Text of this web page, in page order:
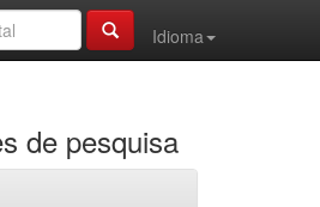
Idioma
de pesquisa